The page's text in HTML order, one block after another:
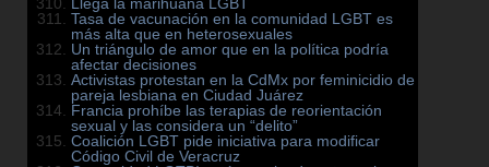
Llega la marihuana LGBT
Tasa de vacunación en la comunidad LGBT es
más alta que en heterosexuales
Un triángulo de amor que en la política podría
afectar decisiones
Activistas protestan en la CdMx por feminicidio de
pareja lesbiana en Ciudad Juárez
Francia prohíbe las terapias de reorientación
sexual y las considera un “delito”
Coalición LGBT pide iniciativa para modificar
Código Civil de Veracruz